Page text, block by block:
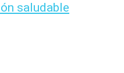
saludable